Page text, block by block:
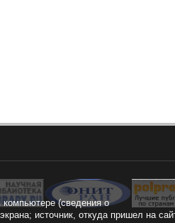
(сведения о
источник, откуда пришел на